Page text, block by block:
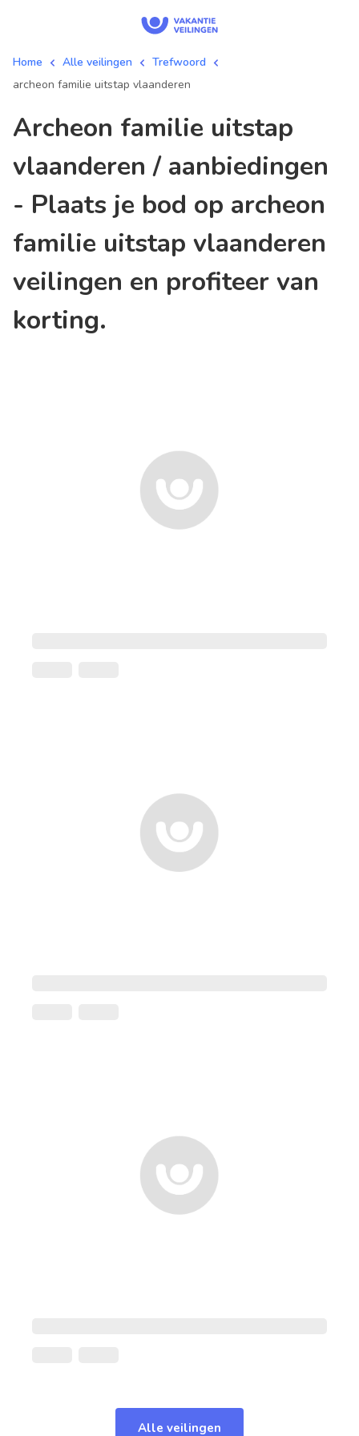
Home Alle veilingen
Trefwoord
archeon familie uitstap vlaanderen
archeon familie uitstap
vlaanderen / aanbiedingen
- Plaats je bod op archeon
familie uitstap vlaanderen
veilingen en profiteer van
korting.
Alle veilingen